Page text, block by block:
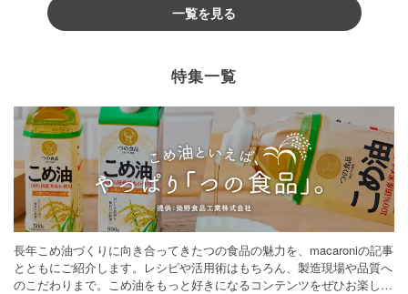
一覧を見る
特集一覧
長年こめ油づくりに向き合ってきたつの食品の魅力を、macaroniの記事
とともにご紹介します。レシピや活用術はもちろん、製造現場や品質へ
のこだわりまで。こめ油をもっと好きになるコンテンツをぜひお楽しみ